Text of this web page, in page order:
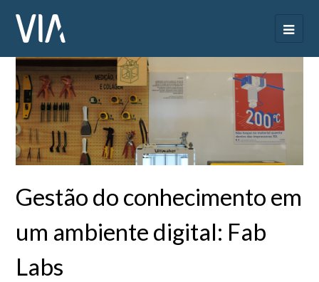
Gestão do conhecimento em
um ambiente digital: Fab
Labs